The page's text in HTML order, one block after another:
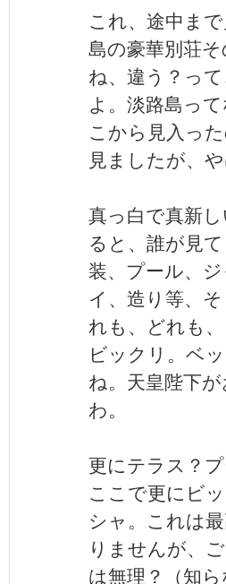
これ、途中ま
島の豪華別荘
ね、違う？っ
よ。淡路島っ
こから見入っ
見ましたが、
真っ白で真新
ると、誰が見
装、プール、
イ、造り等、
れも、どれも
ビックリ。ベ
ね。天皇陛下
わ。
更にテラス？
ここで更にビ
シャ。これは
りませんが、
は無理？（知